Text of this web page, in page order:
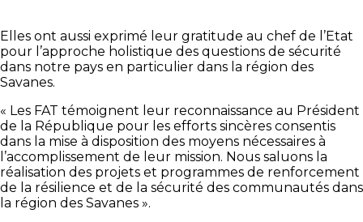
Elles ont aussi exprimé leur gratitude au chef de l’Etat
pour l’approche holistique des questions de sécurité
dans notre pays en particulier dans la région des
Savanes.
« Les FAT témoignent leur reconnaissance au Président
de la République pour les efforts sincères consentis
dans la mise à disposition des moyens nécessaires à
l’accomplissement de leur mission. Nous saluons la
réalisation des projets et programmes de renforcement
de la résilience et de la sécurité des communautés dans
la région des Savanes ».